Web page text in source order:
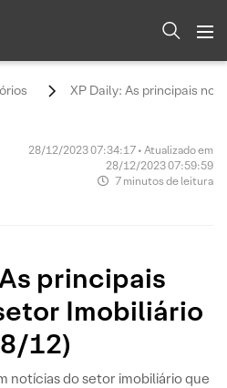
XP Daily: As principais
28/12/2023 07:34:17 • Atualizado em
28/12/2023 07:59:59
7 minutos de leitura
principais
Imobiliário
12)
notícias do setor imobiliário que